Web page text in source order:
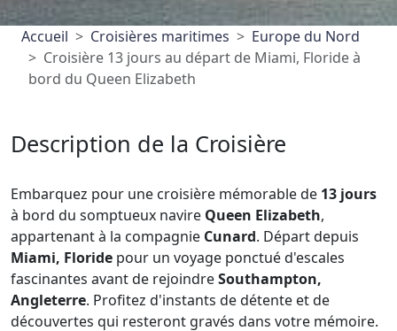
Accueil Croisières maritimes
Europe du Nord
Croisière 13 jours au départ de Miami, Floride à
bord du Queen Elizabeth
Description de la Croisière
Embarquez pour une croisière mémorable de 13 jours
à bord du somptueux navire Queen Elizabeth,
appartenant à la compagnie Cunard. Départ depuis
Miami, Floride pour un voyage ponctué d'escales
fascinantes avant de rejoindreSouthampton,
Angleterre. Profitez d'instants de détente et de
découvertes qui resteront gravés dans votre mémoire.